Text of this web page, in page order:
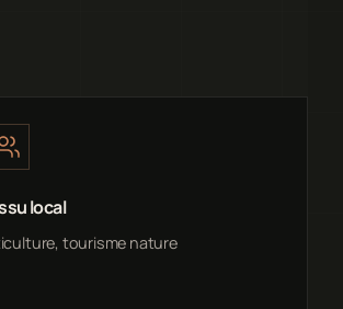
local
tourisme nature